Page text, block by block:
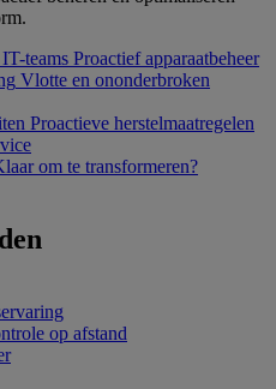
teams Proactief apparaatbeheer
Vlotte en ononderbroken
Proactieve herstelmaatregelen
om te transformeren?
op afstand